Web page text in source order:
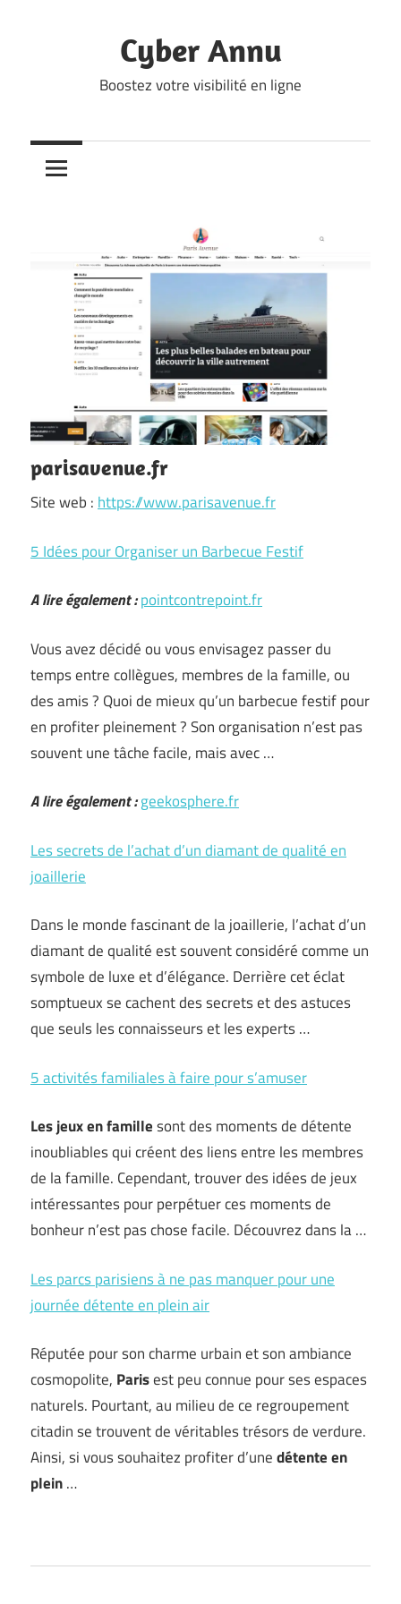
Cyber Annu
Boostez votre visibilité en ligne
parisavenue.fr
Site web : https://www.parisavenue.fr
5 Idées pour Organiser un Barbecue Festif
A lire également :pointcontrepoint.fr
Vous avez décidé ou vous envisagez passer du
temps entre collègues, membres de la famille, ou
des amis ? Quoi de mieux qu’un barbecue festif pour
en profiter pleinement ? Son organisation n’est pas
souvent une tâche facile, mais avec …
A lire également :geekosphere.fr
Les secrets de l’achat d’un diamant de qualité en
joaillerie
Dans le monde fascinant de la joaillerie, l’achat d’un
diamant de qualité est souvent considéré comme un
symbole de luxe et d’élégance. Derrière cet éclat
somptueux se cachent des secrets et des astuces
que seuls les connaisseurs et les experts …
5 activités familiales à faire pour s’amuser
Les jeux en famillesont des moments de détente
inoubliables qui créent des liens entre les membres
de la famille. Cependant, trouver des idées de jeux
intéressantes pour perpétuer ces moments de
bonheur n’est pas chose facile. Découvrez dans la …
Les parcs parisiens à ne pas manquer pour une
journée détente en plein air
Réputée pour son charme urbain et son ambiance
cosmopolite, Parisest peu connue pour ses espaces
naturels. Pourtant, au milieu de ce regroupement
citadin se trouvent de véritables trésors de verdure.
Ainsi, si vous souhaitez profiter d’unedétente en
plein…